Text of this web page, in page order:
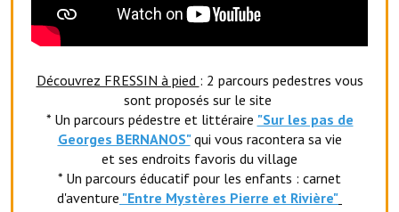
Salle Georges Delépine
Maison des services et des associations fressinoises
VILLE ACTIVE
Village culturel
La société musicale de l'Avenir Fressinois
La troupe théâtrale de l'Avenir Fressinois
Découvrez FRESSIN à pied : 2 parcours pedestres vous
sont proposés sur le site
* Un parcours pédestre et littéraire "Sur les pas de
Georges BERNANOS" qui vous racontera sa vie
et ses endroits favoris du village
* Un parcours éducatif pour les enfants : carnet
d'aventure "Entre Mystères Pierre et Rivière"